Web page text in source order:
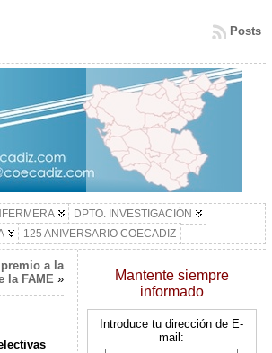
Posts
DPTO. INVESTIGACIÓN
125 ANIVERSARIO COECADIZ
a la
la FAME»
Mantente siempre
informado
Introduce tu dirección de E-
mail: